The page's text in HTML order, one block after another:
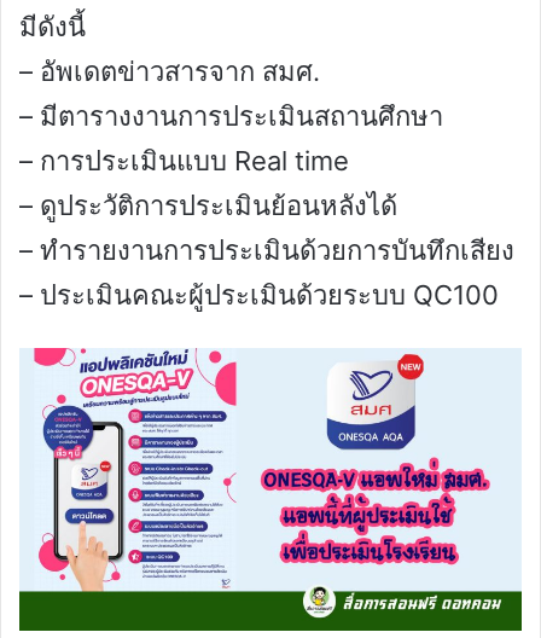
มีดังนี้
– อัพเดตข่าวสารจาก สมศ.
– มีตารางงานการประเมินสถานศึกษา
– การประเมินแบบ Real time
– ดูประวัติการประเมินย้อนหลังได้
– ทำรายงานการประเมินด้วยการบันทึกเสียง
– ประเมินคณะผู้ประเมินด้วยระบบ QC100